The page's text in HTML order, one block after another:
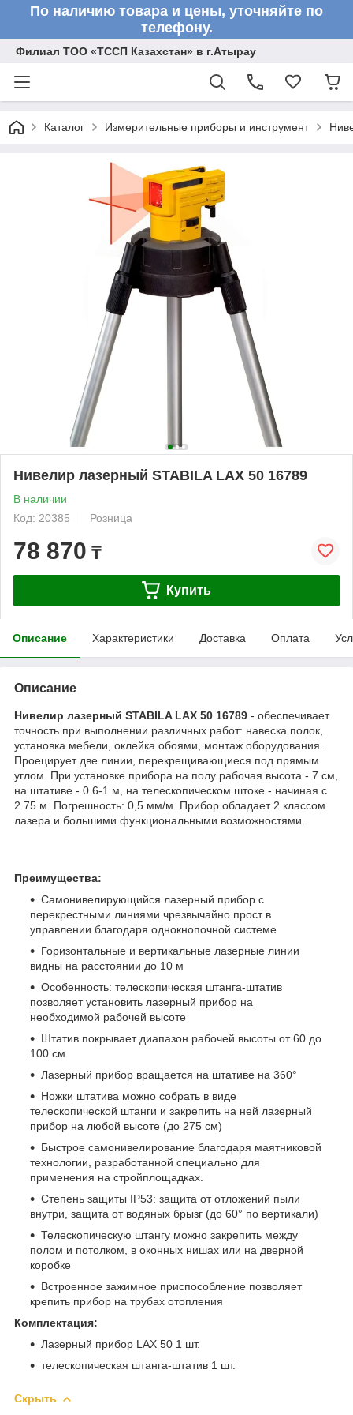
По наличию товара и цены, уточняйте по
телефону.
Филиал ТОО «ТССП Казахстан» в г.Атырау
Каталог Измерительные приборы и инструмент
Нивелир лазерный STABILA LAX 50 16789
В наличии
Код: 20385
Розница
78 870 ₸
Купить
Описание Характеристики Доставка Оплата
Описание
Нивелир лазерный STABILA LAX 50 16789 - обеспечивает
точность при выполнении различных работ: навеска полок,
установка мебели, оклейка обоями, монтаж оборудования.
Проецирует две линии, перекрещивающиеся под прямым
углом. При установке прибора на полу рабочая высота - 7 см,
на штативе - 0.6-1 м, на телескопическом штоке - начиная с
2.75 м. Погрешность: 0,5 мм/м. Прибор обладает 2 классом
лазера и большими функциональными возможностями.
Преимущества:
Самонивелирующийся лазерный прибор с
перекрестными линиями чрезвычайно прост в
управлении благодаря однокнопочной системе
Горизонтальные и вертикальные лазерные линии
видны на расстоянии до 10 м
Особенность: телескопическая штанга-штатив
позволяет установить лазерный прибор на
необходимой рабочей высоте
Штатив покрывает диапазон рабочей высоты от 60 до
100 см
Лазерный прибор вращается на штативе на 360°
Ножки штатива можно собрать в виде
телескопической штанги и закрепить на ней лазерный
прибор на любой высоте (до 275 см)
Быстрое самонивелирование благодаря маятниковой
технологии, разработанной специально для
применения на стройплощадках.
Степень защиты IP53: защита от отложений пыли
внутри, защита от водяных брызг (до 60° по вертикали)
Телескопическую штангу можно закрепить между
полом и потолком, в оконных нишах или на дверной
коробке
Встроенное зажимное приспособление позволяет
крепить прибор на трубах отопления
Комплектация:
Лазерный прибор LAX 50 1 шт.
телескопическая штанга-штатив 1 шт.
Скрыть